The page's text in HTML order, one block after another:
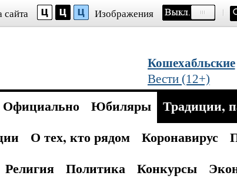
сайта Изображения
Кошехабльские
Вести (12+)
Официально Юбиляры
Традиции,
О тех, кто рядом Коронавирус
Религия Политика Конкурсы